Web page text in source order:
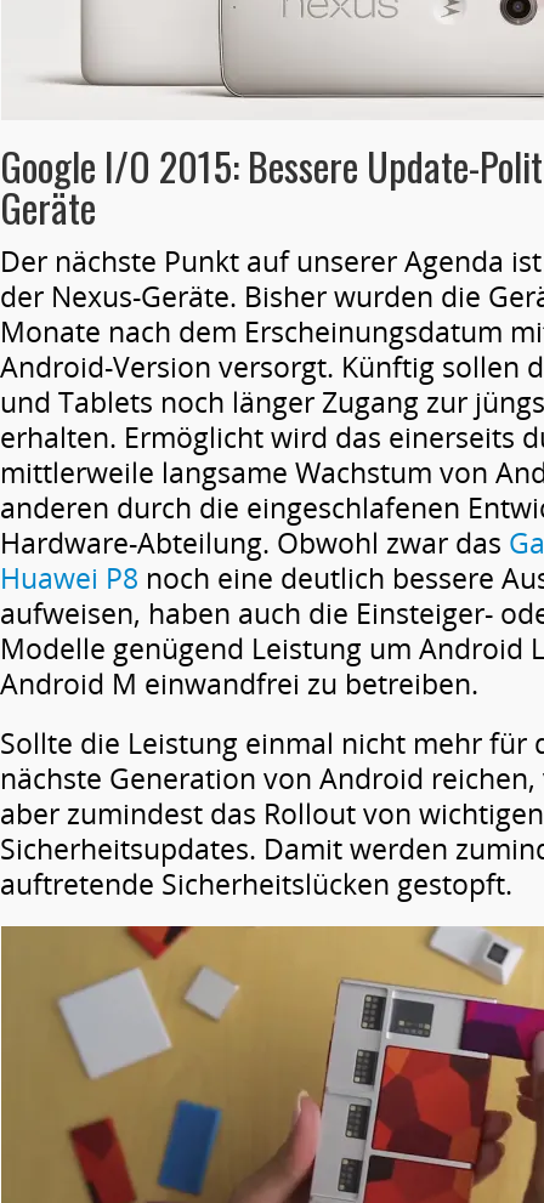
Google I/O 2015: Bessere Update-
Geräte
Der nächste Punkt auf unserer Agenda
der Nexus-Geräte. Bisher wurden die
Monate nach dem Erscheinungsdatum
Android-Version versorgt. Künftig sollen
und Tablets noch länger Zugang zur
erhalten. Ermöglicht wird das einerseits
mittlerweile langsame Wachstum von
anderen durch die eingeschlafenen
Hardware-Abteilung. Obwohl zwar das
Huawei P8 noch eine deutlich bessere
aufweisen, haben auch die Einsteiger-
Modelle genügend Leistung um Android
Android M einwandfrei zu betreiben.
Sollte die Leistung einmal nicht mehr für
nächste Generation von Android
aber zumindest das Rollout von wichtigen
Sicherheitsupdates. Damit werden
auftretende Sicherheitslücken gestopft.